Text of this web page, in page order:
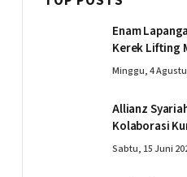
Enam
Kerek Lifting
Minggu, 4
Allianz
Kolaborasi
Negeri
Sabtu, 15 Juni